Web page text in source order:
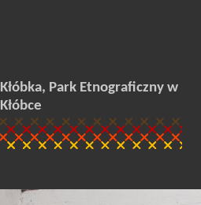
Kłóbka, Park Etnograficzny w
Kłóbce